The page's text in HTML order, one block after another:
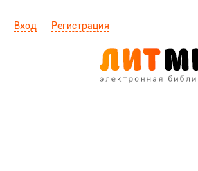
Вход Регистрация